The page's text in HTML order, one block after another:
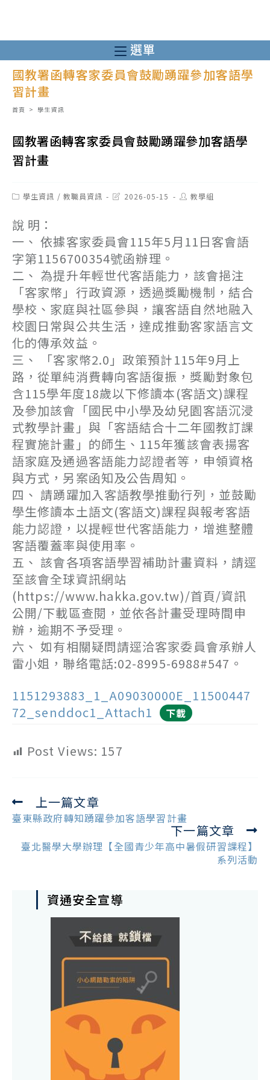
至
主
選單
國教署函轉客家委員會鼓勵踴躍參加客語學
習計畫
首頁 > 學生資訊
國教署函轉客家委員會鼓勵踴躍參加客語學
習計畫
Post學生資訊 / 教職員資訊
Post2026-05-15
Post教學組
說 明：
一、 依據客家委員會115年5月11日客會語
字第1156700354號函辦理。
二、 為提升年輕世代客語能力，該會挹注
「客家幣」行政資源，透過獎勵機制，結合
學校、家庭與社區參與，讓客語自然地融入
校園日常與公共生活，達成推動客家語言文
化的傳承效益。
三、 「客家幣2.0」政策預計115年9月上
路，從單純消費轉向客語復振，獎勵對象包
含115學年度18歲以下修讀本(客語文)課程
及參加該會「國民中小學及幼兒園客語沉浸
式教學計畫」與「客語結合十二年國教訂課
程實施計畫」的師生、115年獲該會表揚客
語家庭及通過客語能力認證者等，申領資格
與方式，另案函知及公告周知。
四、 請踴躍加入客語教學推動行列，並鼓勵
學生修讀本土語文(客語文)課程與報考客語
能力認證，以提輕世代客語能力，增進整體
客語覆蓋率與使用率。
五、 該會各項客語學習補助計畫資料，請逕
至該會全球資訊網站
(https://www.hakka.gov.tw)/首頁/資訊
公開/下載區查閱，並依各計畫受理時間申
辦，逾期不予受理。
六、 如有相關疑問請逕洽客家委員會承辦人
雷小姐，聯络電話:02-8995-6988#547。
1151293883_1_A09030000E_11500447
72_senddoc1_Attach1
下載
Post Views: 157
Read
more
上一篇文章
臺東縣政府轉知踴躍參加客語學習計畫
下一篇文章
臺北醫學大學辦理【全國青少年高中暑假研習課程】
系列活動
資通安全宣導